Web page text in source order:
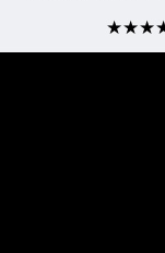
★★★★★